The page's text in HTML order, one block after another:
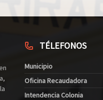
TÉLEFONOS
Municipio
Oficina Recaudadora
Intendencia Colonia